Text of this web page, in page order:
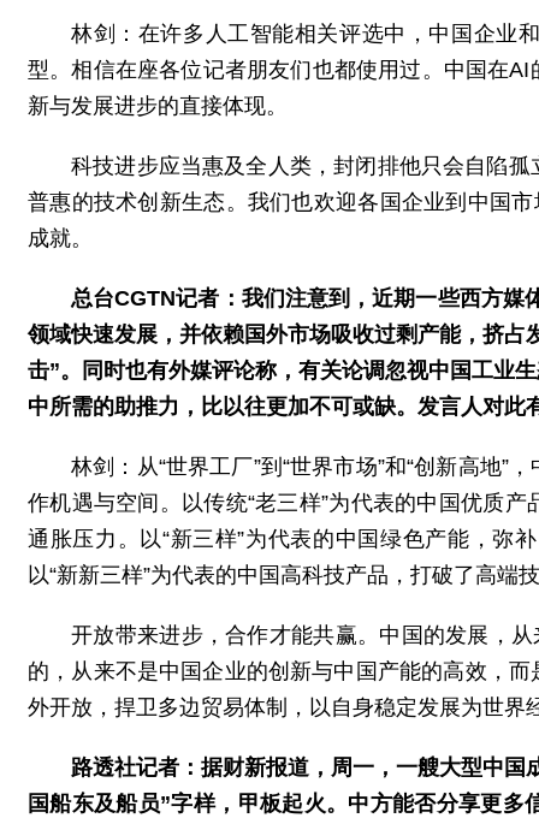
林剑：在许多人工智能相关评选中，中国企业
型。相信在座各位记者朋友们也都使用过。中国在
新与发展进步的直接体现。
科技进步应当惠及全人类，封闭排他只会自陷
普惠的技术创新生态。我们也欢迎各国企业到中国
成就。
总台CGTN记者：我们注意到，近期一些西方媒
领域快速发展，并依赖国外市场吸收过剩产能，挤
击”。同时也有外媒评论称，有关论调忽视中国工业
中所需的助推力，比以往更加不可或缺。发言人对此
林剑：从“世界工厂”到“世界市场”和“创新高地
作机遇与空间。以传统“老三样”为代表的中国优质
通胀压力。以“新三样”为代表的中国绿色产能，弥
以“新新三样”为代表的中国高科技产品，打破了高
开放带来进步，合作才能共赢。中国的发展，
的，从来不是中国企业的创新与中国产能的高效，
外开放，捍卫多边贸易体制，以自身稳定发展为世界
路透社记者：据财新报道，周一，一艘大型中
国船东及船员”字样，甲板起火。中方能否分享更